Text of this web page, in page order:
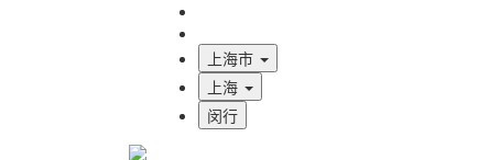
上海市
上海
闵行